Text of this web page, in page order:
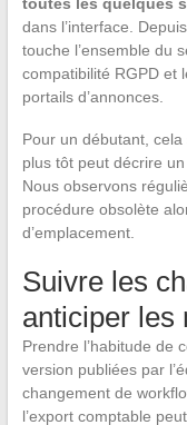
toutes les quelques
dans l’interface.
touche l’ensemble du
compatibilité RGPD et
portails d’annonces.
Pour un débutant,
plus tôt peut décrire
Nous observons
procédure obsolète
d’emplacement.
Suivre les
anticiper les
Prendre l’habitude de
version publiées par
changement de
l’export comptable